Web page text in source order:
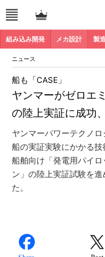
組み込み開発 メカ設計 製
ニュース
ヤンマーがゼロエ
の陸上実証に成功
船も「CASE」
ヤンマーパワーテクノ
船の実証実験にかかる
船舶向け「発電用パイ
ン」の陸上実証試験を
た。